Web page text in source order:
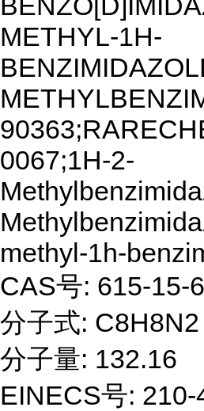
METHYL-1H-
0067;1H-2-
methyl-1h-
CAS号: 615-15-6
分子式: C8H8N2
分子量: 132.16
EINECS号: 210-